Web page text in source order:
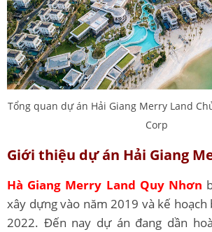
Tổng quan dự án Hải Giang Merry Land
Corp
Giới thiệu dự án Hải Giang
Hà Giang Merry Land Quy Nhơn
xây dựng vào năm 2019 và kế hoạch
2022. Đến nay dự án đang dần